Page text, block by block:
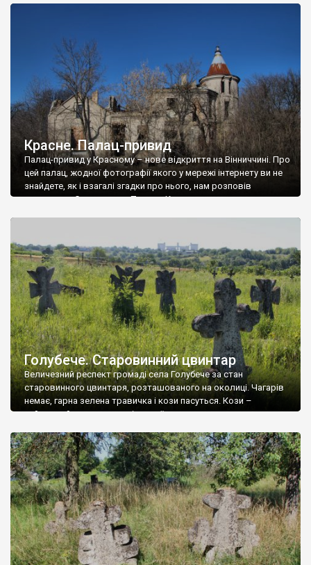
Красне. Палац-привид
Палац-привид у Красному – нове відкриття на Вінниччині. Про
цей палац, жодної фотографії якого у мережі інтернету ви не
знайдете, як і взагалі згадки про нього, нам розповів
мешканець Самгородка. Палац у Красному вразив не лише
Голубече. Старовинний цвинтар
Величезний респект громаді села Голубече за стан
старовинного цвинтаря, розташованого на околиці. Чагарів
немає, гарна зелена травичка і кози пасуться. Кози –
найкращий регулятор шкідливої, для старих кладовищ,
бруньками, кози ті бруньки обгризають, бо то улюблений
делікатес. На цвинтарі у Голубечому ціла колекція
різноманітних форм хрестів. Село відносно невелике, […]